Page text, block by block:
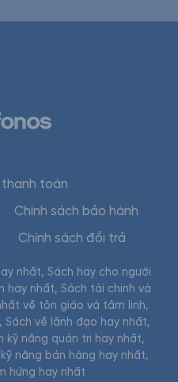
thanh toán
Chính sách bảo hành
Chính sách đổi trả
nhất, Sách hay cho người
hay nhất, Sách tài chính và
về tôn giáo và tâm linh,
, Sách về lãnh đạo hay nhất,
kỹ năng quản trị hay nhất,
năng bán hàng hay nhất,
hứng hay nhất